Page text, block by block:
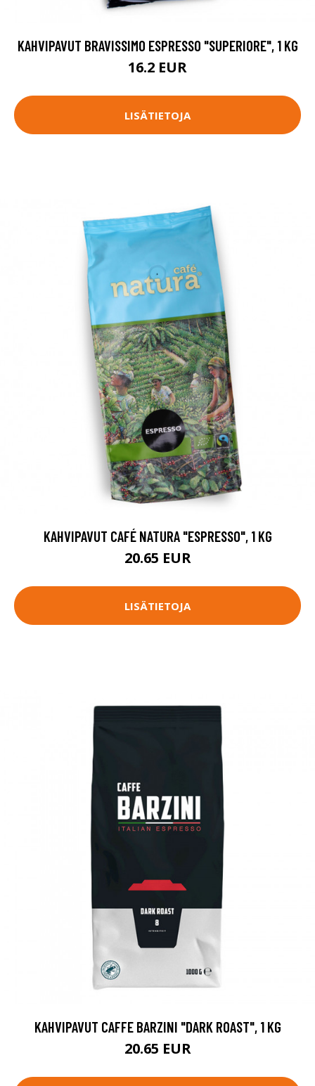
KAHVIPAVUT BRAVISSIMO ESPRESSO "SUPERIORE", 1 KG
16.2 EUR
LISÄTIETOJA
KAHVIPAVUT CAFÉ NATURA "ESPRESSO", 1 KG
20.65 EUR
LISÄTIETOJA
KAHVIPAVUT CAFFE BARZINI "DARK ROAST", 1 KG
20.65 EUR